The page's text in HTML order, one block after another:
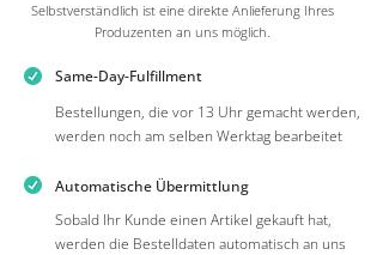
Selbstverständlich ist eine direkte Anlieferung Ihres
Produzenten an uns möglich.
Same-Day-Fulfillment
Bestellungen, die vor 13 Uhr gemacht werden,
werden noch am selben Werktag bearbeitet
Automatische Übermittlung
Sobald Ihr Kunde einen Artikel gekauft hat,
werden die Bestelldaten automatisch an uns